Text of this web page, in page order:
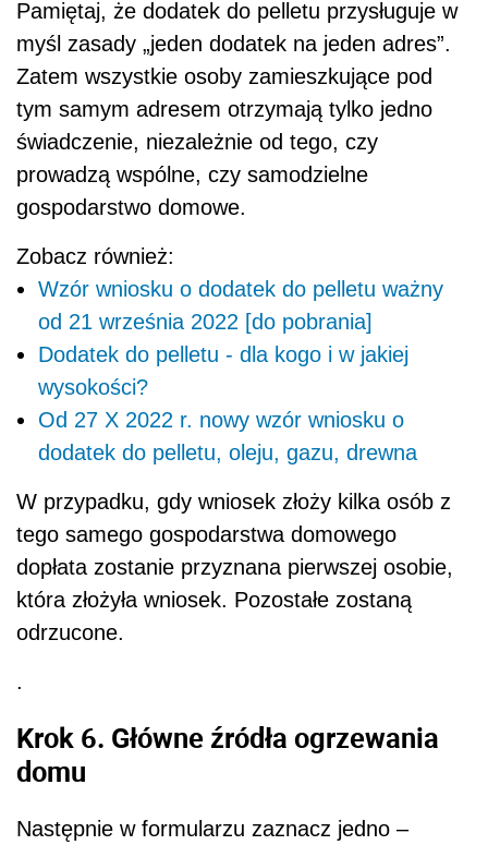
Pamiętaj, że dodatek do pelletu przysługuje w
myśl zasady „jeden dodatek na jeden adres”.
Zatem wszystkie osoby zamieszkujące pod
tym samym adresem otrzymają tylko jedno
świadczenie, niezależnie od tego, czy
prowadzą wspólne, czy samodzielne
gospodarstwo domowe.
Zobacz również:
Wzór wniosku o dodatek do pelletu ważny
od 21 września 2022 [do pobrania]
Dodatek do pelletu - dla kogo i w jakiej
wysokości?
Od 27 X 2022 r. nowy wzór wniosku o
dodatek do pelletu, oleju, gazu, drewna
W przypadku, gdy wniosek złoży kilka osób z
tego samego gospodarstwa domowego
dopłata zostanie przyznana pierwszej osobie,
która złożyła wniosek. Pozostałe zostaną
odrzucone.
.
Krok 6. Główne źródła ogrzewania
domu
Następnie w formularzu zaznacz jedno –